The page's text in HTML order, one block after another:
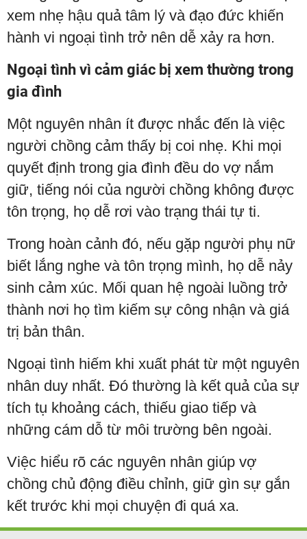
xem nhẹ hậu quả tâm lý và đạo đức khiến
hành vi ngoại tình trở nên dễ xảy ra hơn.
Ngoại tình vì cảm giác bị xem thường trong
gia đình
Một nguyên nhân ít được nhắc đến là việc
người chồng cảm thấy bị coi nhẹ. Khi mọi
quyết định trong gia đình đều do vợ nắm
giữ, tiếng nói của người chồng không được
tôn trọng, họ dễ rơi vào trạng thái tự ti.
Trong hoàn cảnh đó, nếu gặp người phụ nữ
biết lắng nghe và tôn trọng mình, họ dễ nảy
sinh cảm xúc. Mối quan hệ ngoài luồng trở
thành nơi họ tìm kiếm sự công nhận và giá
trị bản thân.
Ngoại tình hiếm khi xuất phát từ một nguyên
nhân duy nhất. Đó thường là kết quả của sự
tích tụ khoảng cách, thiếu giao tiếp và
những cám dỗ từ môi trường bên ngoài.
Việc hiểu rõ các nguyên nhân giúp vợ
chồng chủ động điều chỉnh, giữ gìn sự gắn
kết trước khi mọi chuyện đi quá xa.